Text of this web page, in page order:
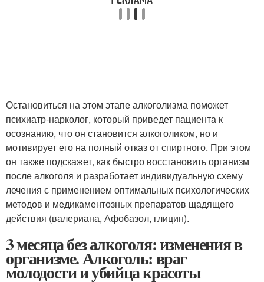
Остановиться на этом этапе алкоголизма поможет
психиатр-нарколог, который приведет пациента к
осознанию, что он становится алкоголиком, но и
мотивирует его на полный отказ от спиртного. При этом
он также подскажет, как быстро восстановить организм
после алкоголя и разработает индивидуальную схему
лечения с применением оптимальных психологических
методов и медикаментозных препаратов щадящего
действия (валериана, Афобазол, глицин).
3 месяца без алкоголя: изменения в
организме. Алкоголь: враг
молодости и убийца красоты